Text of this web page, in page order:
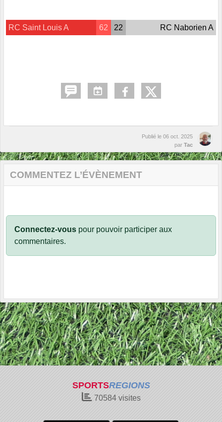
RC Saint Louis A 62 22 RC Naborien A
Publié le 06 oct. 2025
par Tac
COMMENTEZ L’ÉVÈNEMENT
Connectez-vous pour pouvoir participer aux
commentaires.
SPORTSREGIONS
70584visites